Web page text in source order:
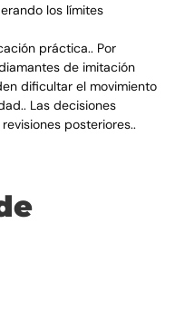
los límites
práctica.. Por
de imitación
dificultar el movimiento
Las decisiones
posteriores..